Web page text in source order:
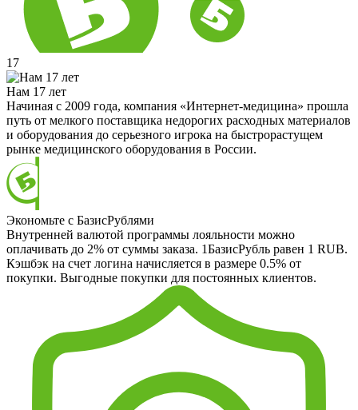
17
Нам 17 лет
Начиная с 2009 года, компания «Интернет-медицина» прошла
путь от мелкого поставщика недорогих расходных материалов
и оборудования до серьезного игрока на быстрорастущем
рынке медицинского оборудования в России.
Экономьте с БазисРублями
Внутренней валютой программы лояльности можно
оплачивать до 2% от суммы заказа. 1БазисРубль равен 1 RUB.
Кэшбэк на счет логина начисляется в размере 0.5% от
покупки. Выгодные покупки для постоянных клиентов.